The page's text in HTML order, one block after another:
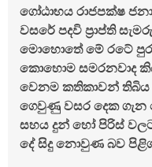
ගෝඨාභය රාජපක්ෂ
වසරේ පදවි ප්‍රාප්ති
මොහොතේ මේ රටේ
කොහොම සමරනවාද
වෙනම කතිකාවන් තිබිය
ගෙවුණු වසර දෙක
සහය දුන් හෝ පිරිස්
දේ සිදු නොවුණ බව